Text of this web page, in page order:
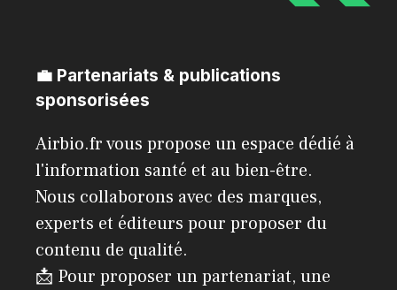
💼 Partenariats & publications
sponsorisées
Airbio.fr vous propose un espace dédié à
l'information santé et au bien-être.
Nous collaborons avec des marques,
experts et éditeurs pour proposer du
contenu de qualité.
📩 Pour proposer un partenariat, une